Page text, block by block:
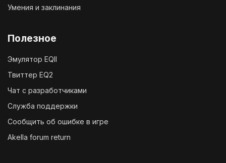
Умения и заклинания
Полезное
Эмулятор EQII
Твиттер EQ2
Чат с разработчиками
Служба поддержки
Сообщить об ошибке в игре
Akella forum return